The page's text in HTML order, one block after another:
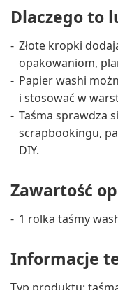
Dlaczego to
Złote kropki
opakowaniom,
Papier washi
i stosować w
Taśma sprawdza
scrapbookingu,
DIY.
Zawartość
1 rolka taśmy
Informacje
Typ produktu: